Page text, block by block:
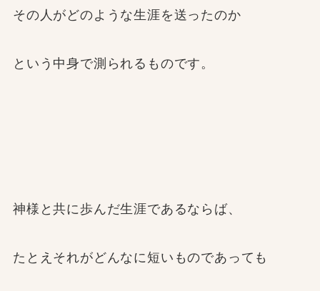
その人がどのような生涯を送ったのか
という中身で測られるものです。
神様と共に歩んだ生涯であるならば、
たとえそれがどんなに短いものであっても